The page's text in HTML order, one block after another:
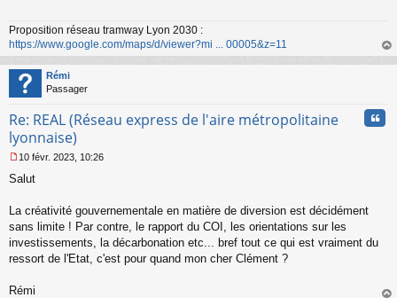
g
e
n
o
n
l
Proposition réseau tramway Lyon 2030 :
https://www.google.com/maps/d/viewer?mi ... 00005&z=11
au
Rémi
Passager
Re: REAL (Réseau express de l'aire métropolitaine
lyonnaise)
e
s
g
e
n
n
10 févr. 2023, 10:26
Salut
La créativité gouvernementale en matière de diversion est décidément
sans limite ! Par contre, le rapport du COI, les orientations sur les
investissements, la décarbonation etc... bref tout ce qui est vraiment du
ressort de l'Etat, c'est pour quand mon cher Clément ?
Rémi